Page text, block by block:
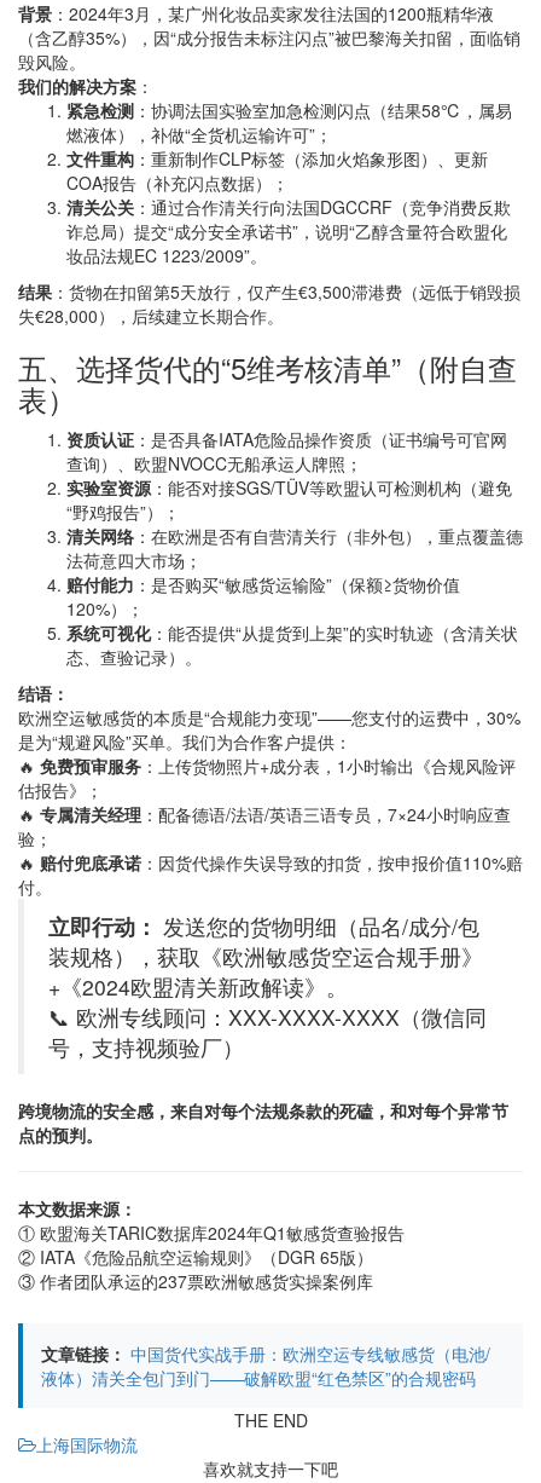
背景 ：2024年3月，某广州化妆品卖家发往法国的1200瓶精华液
（含乙醇35%），因“成分报告未标注闪点”被巴黎海关扣留，面临销
毁风险。
我们的解决方案 ：
紧急检测 ：协调法国实验室加急检测闪点（结果58℃，属易
燃液体），补做“全货机运输许可”；
文件重构 ：重新制作CLP标签（添加火焰象形图）、更新
COA报告（补充闪点数据）；
清关公关 ：通过合作清关行向法国DGCCRF（竞争消费反欺
诈总局）提交“成分安全承诺书”，说明“乙醇含量符合欧盟化
妆品法规EC 1223/2009”。
结果 ：货物在扣留第5天放行，仅产生€3,500滞港费（远低于销毁损
失€28,000），后续建立长期合作。
五、选择货代的“5维考核清单”（附自查
表）
资质认证 ：是否具备IATA危险品操作资质（证书编号可官网
查询）、欧盟NVOCC无船承运人牌照；
实验室资源：能否对接SGS/TÜV等欧盟认可检测机构（避免
“野鸡报告”）；
清关网络 ：在欧洲是否有自营清关行（非外包），重点覆盖德
法荷意四大市场；
赔付能力 ：是否购买“敏感货运输险”（保额≥货物价值
120%）；
系统可视化：能否提供“从提货到上架”的实时轨迹（含清关状
态、查验记录）。
结语：
欧洲空运敏感货的本质是“合规能力变现”——您支付的运费中，30%
是为“规避风险”买单。我们为合作客户提供：
🔥 免费预审服务 ：上传货物照片+成分表，1小时输出《合规风险评
估报告》；
🔥 专属清关经理 ：配备德语/法语/英语三语专员，7×24小时响应查
验；
🔥 赔付兜底承诺 ：因货代操作失误导致的扣货，按申报价值110%赔
付。
立即行动： 发送您的货物明细（品名/成分/包
装规格），获取《欧洲敏感货空运合规手册》
+《2024欧盟清关新政解读》。
📞 欧洲专线顾问：XXX-XXXX-XXXX（微信同
号，支持视频验厂）
跨境物流的安全感，来自对每个法规条款的死磕，和对每个异常节
点的预判。
本文数据来源：
① 欧盟海关TARIC数据库2024年Q1敏感货查验报告
② IATA《危险品航空运输规则》（DGR 65版）
③ 作者团队承运的237票欧洲敏感货实操案例库
文章链接： 中国货代实战手册：欧洲空运专线敏感货（电池/
液体）清关全包门到门——破解欧盟“红色禁区”的合规密码
THE END
上海国际物流
喜欢就支持一下吧